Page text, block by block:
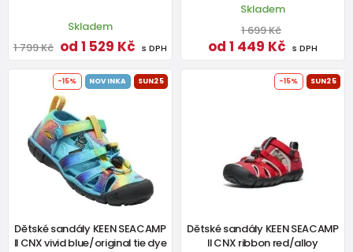
Skladem
1 799 Kč od 1 529 Kč s DPH
Skladem
1 699 Kč
od 1 449 Kč s DPH
-15% NOVINKA SUN25
Dětské sandály KEEN SEACAMP
II CNX vivid blue/original tie dye
-15% SUN25
Dětské sandály KEEN SEACAMP
II CNX ribbon red/alloy